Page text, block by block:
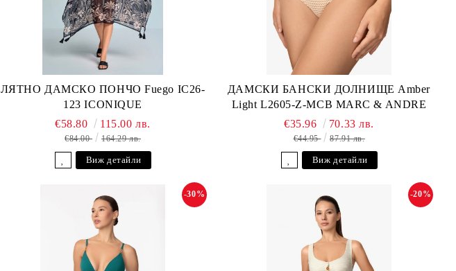
ЛЯТНО ДАМСКО ПОНЧО Fuego IC26-
123 ICONIQUE
€58.80 115.00 лв.
€84.00 164.29 лв.
Виж детайли
ДАМСКИ БАНСКИ ДОЛНИЩЕ Amber
Light L2605-Z-MCB MARC & ANDRE
€35.96 70.33 лв.
€44.95 87.91 лв.
Виж детайли
-30% -20%